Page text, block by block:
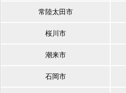
常陸太田市
桜川市
潮来市
石岡市